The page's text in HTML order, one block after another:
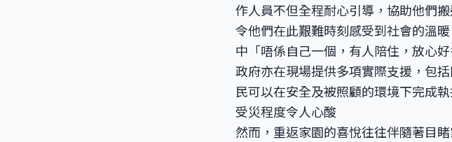
作人員不但全程耐心引導，協助他們
令他們在此艱難時刻感受到社會的溫
中「唔係自己一個，有人陪住，放心好
政府亦在現場提供多項實際支援，包
民可以在安全及被照顧的環境下完成執
受災程度令人心酸
然而，重返家園的喜悅往往伴隨著目